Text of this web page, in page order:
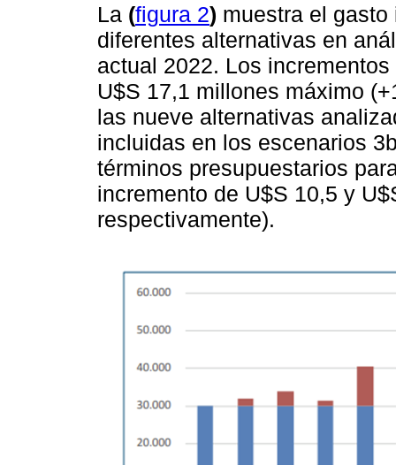
La (figura 2) muestra el
diferentes alternativas en
actual 2022. Los
U$S 17,1 millones máximo
las nueve alternativas
incluidas en los escenarios
términos presupuestarios
incremento de U$S 10,5 y
respectivamente).